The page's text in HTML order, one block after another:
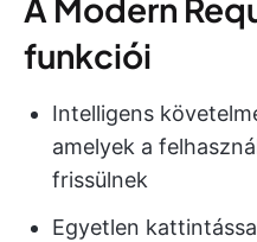
A Modern
funkciói
Intelligens
amelyek a
frissülnek
Egyetlen